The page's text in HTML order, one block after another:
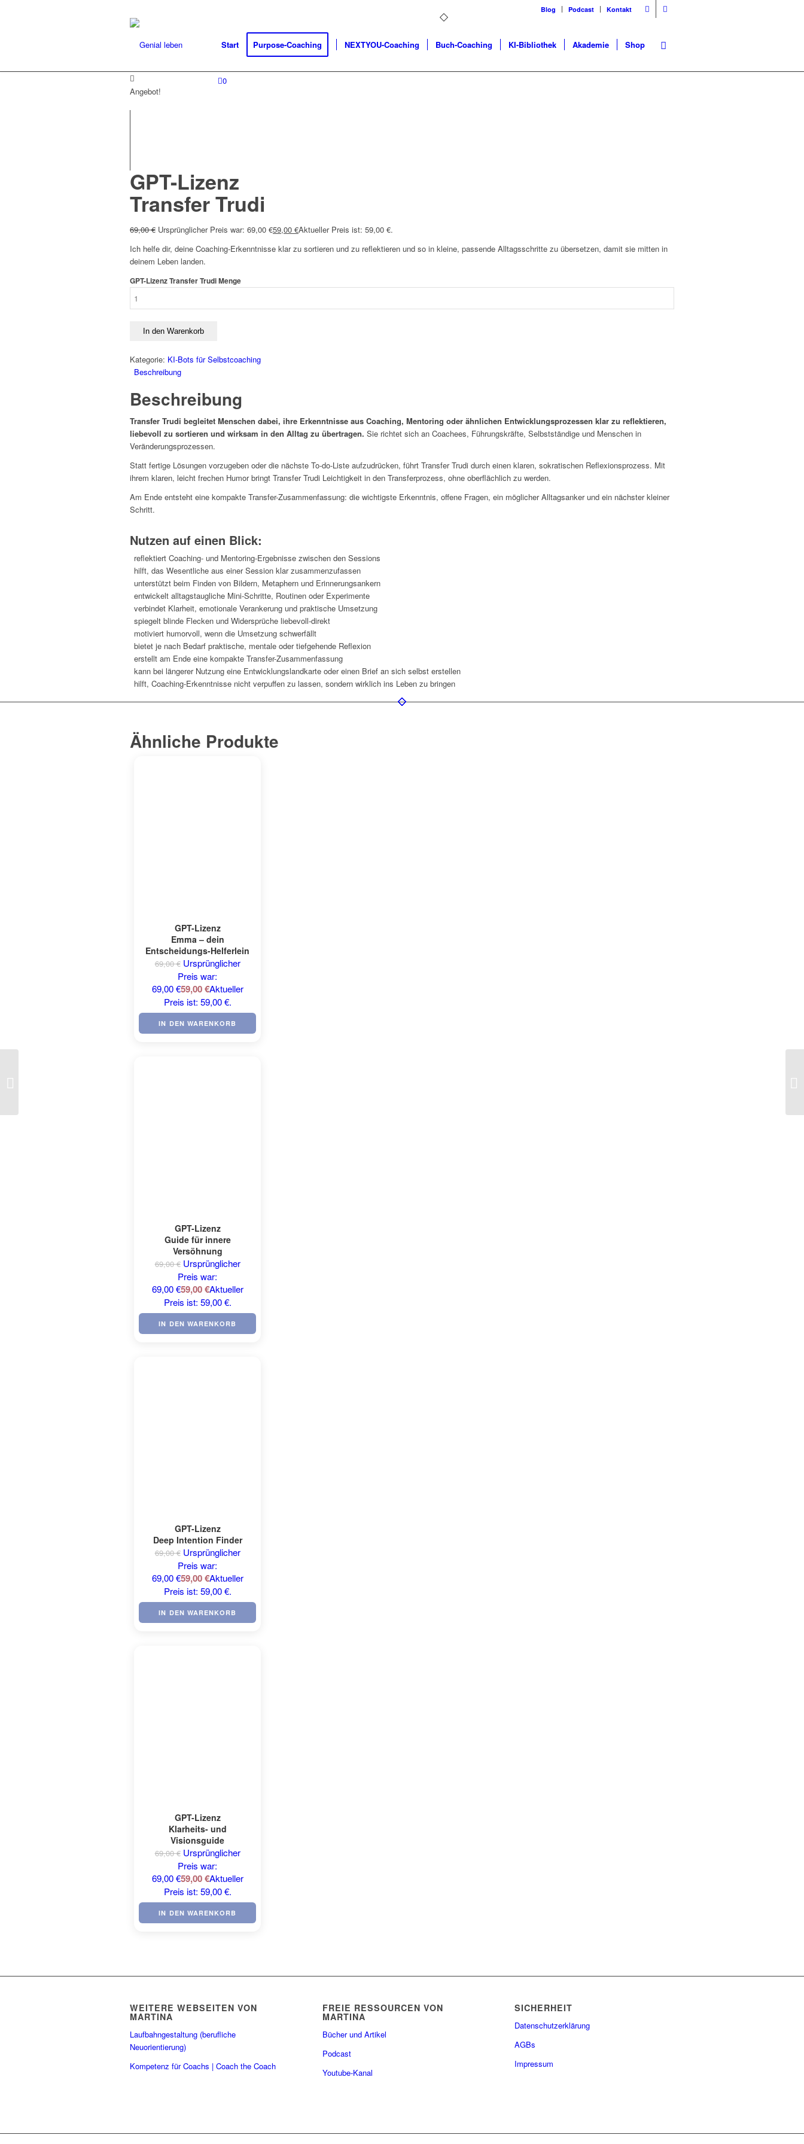
Blog Podcast Kontakt
Start Purpose-Coaching NEXTYOU-Coaching Buch-Coaching KI-Bibliothek Akademie Shop
0
Angebot!
GPT-Lizenz
Transfer Trudi
69,00€ Ursprünglicher Preis war: 69,00 €59,00 €Aktueller Preis ist: 59,00 €.
Ich helfe dir, deine Coaching-Erkenntnisse klar zu sortieren und zu reflektieren und so in kleine, passende Alltagsschritte zu übersetzen, damit sie mitten in
deinem Leben landen.
GPT-Lizenz Transfer Trudi Menge
In den Warenkorb
Kategorie: KI-Bots für Selbstcoaching
Beschreibung
Beschreibung
Transfer Trudi begleitet Menschen dabei, ihre Erkenntnisse aus Coaching, Mentoring oder ähnlichen Entwicklungsprozessen klar zu reflektieren,
liebevoll zu sortieren und wirksam in den Alltag zu übertragen. Sie richtet sich an Coachees, Führungskräfte, Selbstständige und Menschen in
Veränderungsprozessen.
Statt fertige Lösungen vorzugeben oder die nächste To-do-Liste aufzudrücken, führt Transfer Trudi durch einen klaren, sokratischen Reflexionsprozess. Mit
ihrem klaren, leicht frechen Humor bringt Transfer Trudi Leichtigkeit in den Transferprozess, ohne oberflächlich zu werden.
Am Ende entsteht eine kompakte Transfer-Zusammenfassung: die wichtigste Erkenntnis, offene Fragen, ein möglicher Alltagsanker und ein nächster kleiner
Schritt.
Nutzen auf einen Blick:
reflektiert Coaching- und Mentoring-Ergebnisse zwischen den Sessions
hilft, das Wesentliche aus einer Session klar zusammenzufassen
unterstützt beim Finden von Bildern, Metaphern und Erinnerungsankern
entwickelt alltagstaugliche Mini-Schritte, Routinen oder Experimente
verbindet Klarheit, emotionale Verankerung und praktische Umsetzung
spiegelt blinde Flecken und Widersprüche liebevoll-direkt
motiviert humorvoll, wenn die Umsetzung schwerfällt
bietet je nach Bedarf praktische, mentale oder tiefgehende Reflexion
erstellt am Ende eine kompakte Transfer-Zusammenfassung
kann bei längerer Nutzung eine Entwicklungslandkarte oder einen Brief an sich selbst erstellen
hilft, Coaching-Erkenntnisse nicht verpuffen zu lassen, sondern wirklich ins Leben zu bringen
Ähnliche Produkte
GPT-Lizenz
Emma – dein
Entscheidungs-Helferlein
69,00€ Ursprünglicher
Preis war:
69,00 €59,00€Aktueller
Preis ist: 59,00 €.
IN DEN WARENKORB
GPT-Lizenz
Guide für innere
Versöhnung
69,00€ Ursprünglicher
Preis war:
69,00 €59,00€Aktueller
Preis ist: 59,00 €.
IN DEN WARENKORB
GPT-Lizenz
Deep Intention Finder
69,00€ Ursprünglicher
Preis war:
69,00 €59,00€Aktueller
Preis ist: 59,00 €.
IN DEN WARENKORB
GPT-Lizenz
Klarheits- und
Visionsguide
69,00€ Ursprünglicher
Preis war:
69,00 €59,00€Aktueller
Preis ist: 59,00 €.
IN DEN WARENKORB
WEITERE WEBSEITEN VON
MARTINA
Laufbahngestaltung (berufliche
Neuorientierung)
Kompetenz für Coachs | Coach the Coach
FREIE RESSOURCEN VON
MARTINA
Bücher und Artikel
Podcast
Youtube-Kanal
SICHERHEIT
Datenschutzerklärung
AGBs
Impressum